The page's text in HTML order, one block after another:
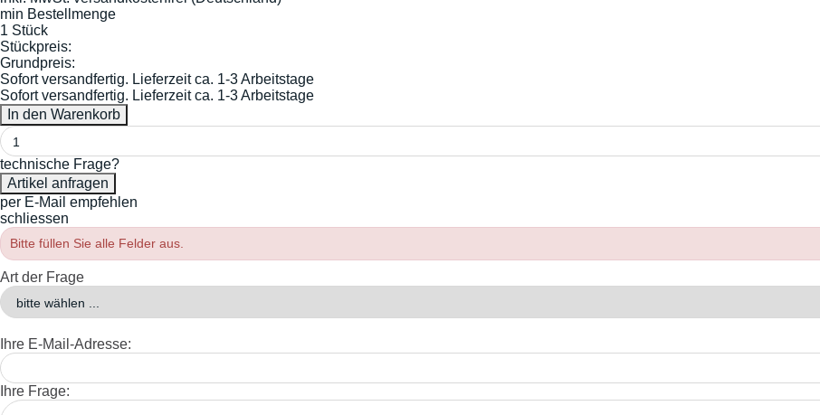
min Bestellmenge
1 Stück
Stückpreis:
Grundpreis:
Sofort versandfertig. Lieferzeit ca. 1-3 Arbeitstage
Sofort versandfertig. Lieferzeit ca. 1-3 Arbeitstage
technische Frage?
per E-Mail empfehlen
schliessen
Bitte füllen Sie alle Felder aus.
Art der Frage
Ihre E-Mail-Adresse:
Ihre Frage: